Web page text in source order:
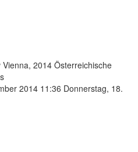
2014 Österreichische
2014 11:36 Donnerstag, 18.